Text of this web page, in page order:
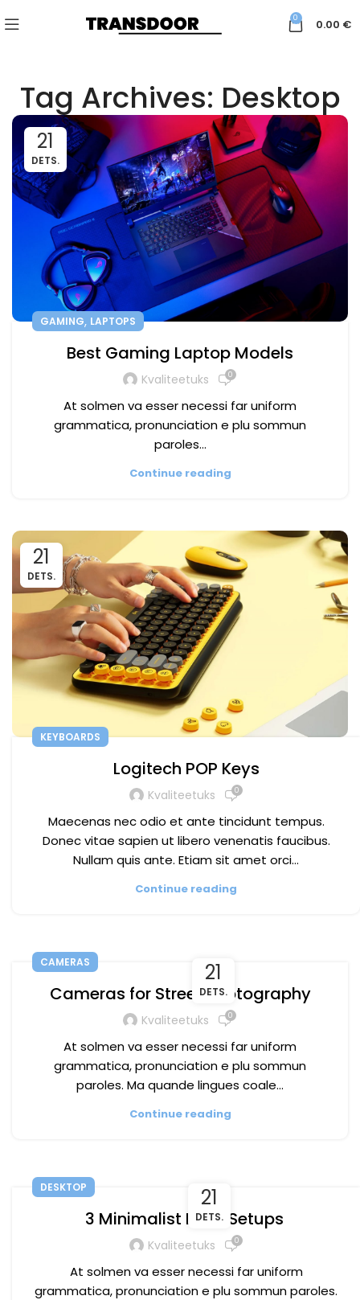
0 0.00 €
Tag Archives: Desktop
21
DETS.
GAMING, LAPTOPS
Best Gaming Laptop Models
Kvaliteetuks 0
At solmen va esser necessi far uniform
grammatica, pronunciation e plu sommun
paroles…
Continue reading
21
DETS.
KEYBOARDS
Logitech POP Keys
Kvaliteetuks 0
Maecenas nec odio et ante tincidunt tempus.
Donec vitae sapien ut libero venenatis faucibus.
Nullam quis ante. Etiam sit amet orci…
Continue reading
21
DETS.
CAMERAS
Cameras for Street Photography
Kvaliteetuks 0
At solmen va esser necessi far uniform
grammatica, pronunciation e plu sommun
paroles. Ma quande lingues coale...
Continue reading
21
DETS.
DESKTOP
3 Minimalist Desk Setups
Kvaliteetuks 0
At solmen va esser necessi far uniform
grammatica, pronunciation e plu sommun paroles.